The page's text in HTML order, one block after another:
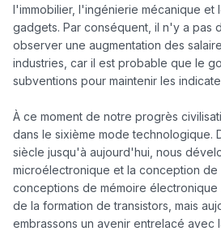
l'immobilier, l'ingénierie mécanique
gadgets. Par conséquent, il n'y a pas
observer une augmentation des
industries, car il est probable que le
subventions pour maintenir les
À ce moment de notre progrès
dans le sixième mode technologique.
siècle jusqu'à aujourd'hui, nous
microélectronique et la conception de
conceptions de mémoire
de la formation de transistors, mais
embrassons un avenir entrelacé avec